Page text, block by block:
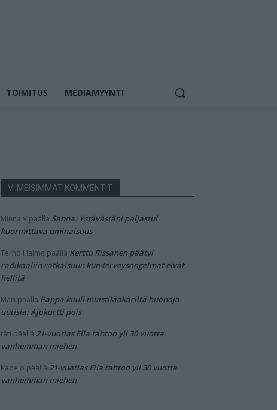
TOIMITUS MEDIAMYYNTI
VIIMEISIMMÄT KOMMENTIT
Minna V päällä Sanna: Ystävästäni paljastui
kuormittava ominaisuus
Terho Halme päällä Kerttu Rissanen päätyi
radikaaliin ratkaisuun kun terveysongelmat eivät
hellitä
Mari päällä Pappa kuuli muistilääkäriltä huonoja
uutisia: Ajokortti pois
täti päällä 21-vuotias Ella tahtoo yli 30 vuotta
vanhemman miehen
Kapelo päällä 21-vuotias Ella tahtoo yli 30 vuotta
vanhemman miehen